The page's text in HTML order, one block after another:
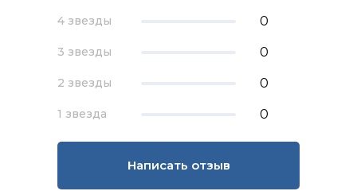
4 звезды 0
3 звезды 0
2 звезды 0
1 звезда 0
Написать отзыв